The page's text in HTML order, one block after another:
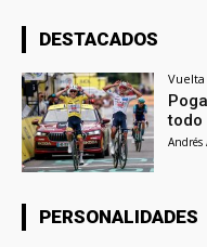
DESTACADOS
Vuelta
todo
Andrés
PERSONALIDADES